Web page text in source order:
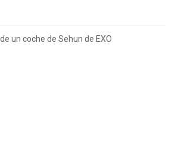
un coche de Sehun de EXO